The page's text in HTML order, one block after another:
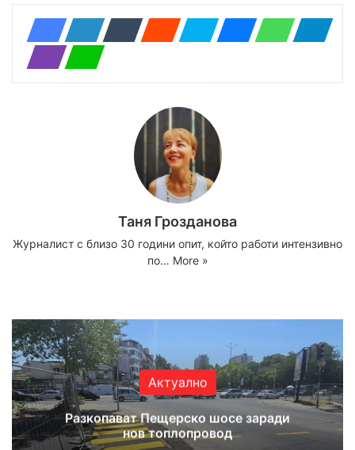
Таня Грозданова
Журналист с близо 30 години опит, който работи интензивно
по… More »
te bo
ub ra
m
Актуално
Разкопават Пещерско шосе заради
нов топлопровод